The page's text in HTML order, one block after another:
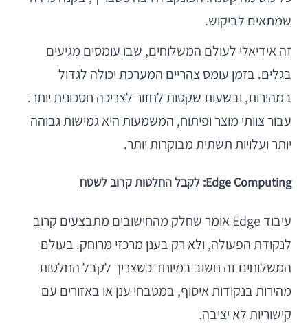
שמתאים לביקוש.
זה אידיאלי לעולם המשלוחים, שבו עומסים מגיעים
בגלים. בזמן עומס צהריים המערכת יכולה לגדול
במהירות, ובשעות שקטות לחזור לצריכה חסכונית יותר.
עבור צוותי מוצר ופיתוח, המשמעות היא גמישות גבוהה
יותר ועלויות תשתית מבוקרות יותר.
Edge Computing: לקבל החלטות קרוב לשטח
עיבוד Edge אומר שחלק מהחישובים מתבצעים קרוב
לנקודת הפעולה, ולא רק בענן מרכזי מרוחק. בעולם
המשלוחים זה חשוב במיוחד כשצריך לקבל החלטות
מהירות בנקודות איסוף, במטבחי ענן או באזורים עם
קישוריות לא יציבה.